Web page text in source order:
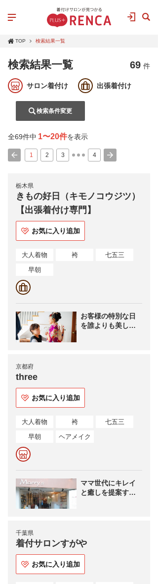
TOP 検索結果一覧
検索結果一覧 69 件
サロン着付け 出張着付け
検索条件変更
全69件中 1〜20件を表示
1 2 3 4
栃木県
きもの好日（キモノコウジツ）
【出張着付け専門】
お気に入り追加
大人着物 袴
七五三
早朝
お客様の特別な日
を誰よりも美しく
京都府
three
お気に入り追加
大人着物 袴
七五三
早朝
ヘアメイク
ママ世代にキレイ
と癒しを提案する
千葉県
着付サロンすがや
お気に入り追加